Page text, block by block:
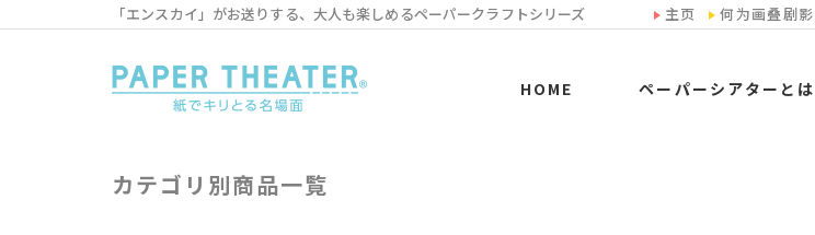
「エンスカイ」がお送りする、大人も楽しめるペーパークラフトシリーズ 主页 何为画叠剧影
HOME ペーパーシアターとは
カテゴリ別商品一覧